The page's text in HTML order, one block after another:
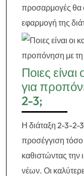
προσαρμογές θα
εφαρμογή της
Ποιες
για
2-3;
Η διάταξη 2-3-2-3
προσέγγιση
καθιστώντας την
νέων. Οι